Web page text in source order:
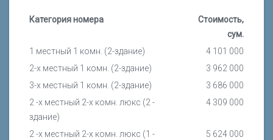
Категория номера
Стоимость,
сум.
1 местный 1 комн. (2-здание)
4 101 000
2-х местный 1 комн. (2-здание)
3 962 000
3-х местный 1 комн. (2-здание)
3 686 000
2 -х местный 2-х комн. люкс (2 -
здание)
4 309 000
2 -х местный 2-х комн. люкс (1 -
5 624 000